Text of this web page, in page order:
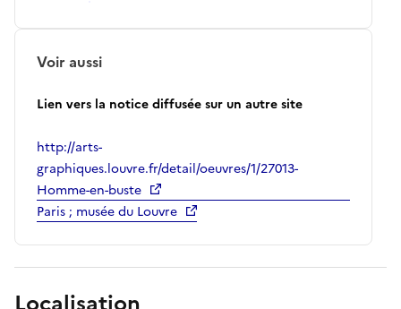
Voir aussi
Lien vers la notice diffusée sur un autre site
http://arts-
graphiques.louvre.fr/detail/oeuvres/1/27013-
Homme-en-buste
Paris ; musée du Louvre